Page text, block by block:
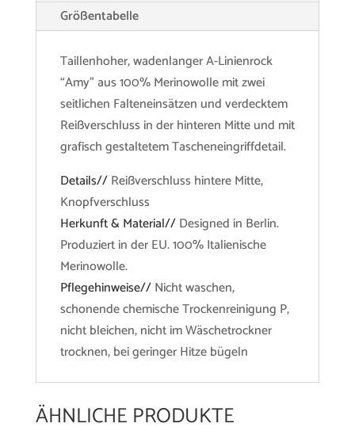
Größentabelle
Taillenhoher, wadenlanger A-Linienrock
“Amy” aus 100% Merinowolle mit zwei
seitlichen Falteneinsätzen und verdecktem
Reißverschluss in der hinteren Mitte und mit
grafisch gestaltetem Tascheneingriffdetail.
Details//Reißverschluss hintere Mitte,
Knopfverschluss
Herkunft & Material//Designed in Berlin.
Produziert in der EU. 100% Italienische
Merinowolle.
Pflegehinweise//Nicht waschen,
schonende chemische Trockenreinigung P,
nicht bleichen, nicht im Wäschetrockner
trocknen, bei geringer Hitze bügeln
ÄHNLICHE PRODUKTE